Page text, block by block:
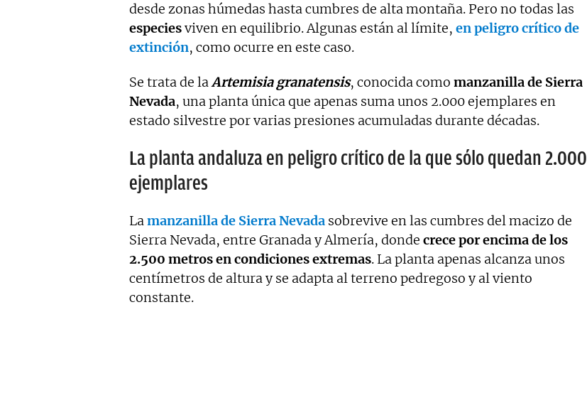
desde zonas húmedas hasta cumbres de alta montaña. Pero no todas las
especiesviven en equilibrio. Algunas están al límite, en peligro crítico de
extinción, como ocurre en este caso.
Se trata de laArtemisia granatensis, conocida como manzanilla de Sierra
Nevada, una planta única que apenas suma unos 2.000 ejemplares en
estado silvestre por varias presiones acumuladas durante décadas.
La planta andaluza en peligro crítico de la que sólo quedan 2.000
ejemplares
Lamanzanilla de Sierra Nevada sobrevive en las cumbres del macizo de
Sierra Nevada, entre Granada y Almería, donde crece por encima de los
2.500 metros en condiciones extremas. La planta apenas alcanza unos
centímetros de altura y se adapta al terreno pedregoso y al viento
constante.